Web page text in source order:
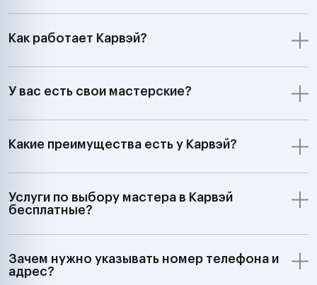
Как работает Карвэй?
У вас есть свои мастерские?
Какие преимущества есть у Карвэй?
Услуги по выбору мастера в Карвэй
бесплатные?
Зачем нужно указывать номер телефона и
адрес?